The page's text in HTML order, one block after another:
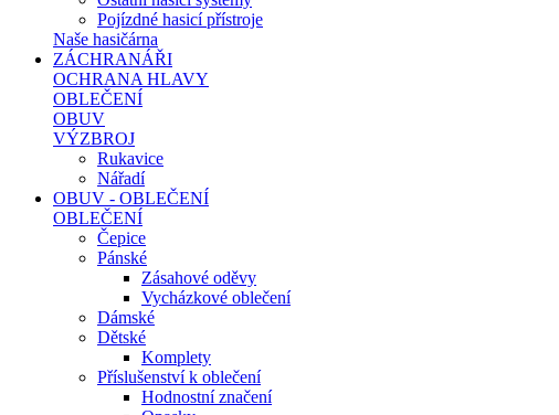
Pojízdné hasicí přístroje
Naše hasičárna
ZÁCHRANÁŘI
OCHRANA HLAVY
OBLEČENÍ
OBUV
VÝZBROJ
Rukavice
Nářadí
OBUV - OBLEČENÍ
OBLEČENÍ
Čepice
Pánské
Zásahové oděvy
Vycházkové oblečení
Dámské
Dětské
Komplety
Příslušenství k oblečení
Hodnostní značení